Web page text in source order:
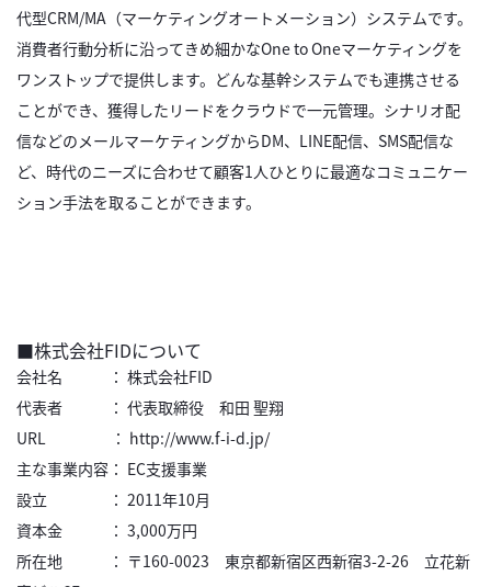
代型CRM/MA（マーケティングオートメーション）システムです。
消費者行動分析に沿ってきめ細かなOne to Oneマーケティングを
ワンストップで提供します。どんな基幹システムでも連携させる
ことができ、獲得したリードをクラウドで一元管理。シナリオ配
信などのメールマーケティングからDM、LINE配信、SMS配信な
ど、時代のニーズに合わせて顧客1人ひとりに最適なコミュニケー
ション手法を取ることができます。
■株式会社FIDについて
会社名 ： 株式会社FID
代表者 ： 代表取締役 和田 聖翔
URL ： http://www.f-i-d.jp/
主な事業内容： EC支援事業
設立 ： 2011年10月
資本金 ： 3,000万円
所在地 ： 〒160-0023 東京都新宿区西新宿3-2-26 立花新